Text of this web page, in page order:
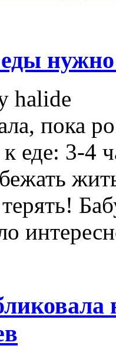
halide
пока
еде: 3-4